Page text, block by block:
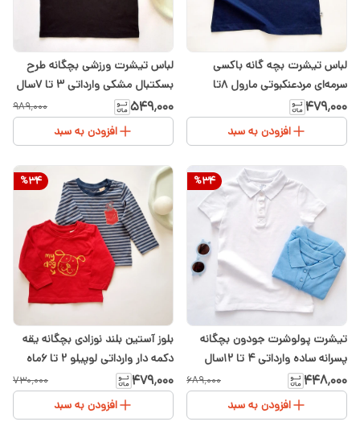
لباس تیشرت بچه گانه باکسی
سرمه‌ای مردعنکبوتی مارول ۸تا
۱۲سال
۴۷۹٬۰۰۰
افزودن به سبد
لباس تیشرت ورزشی بچگانه طرح
بسکتبال مشکی وارداتی ۳ تا ۷سال
۵۴۹٬۰۰۰ ۹۸۹٬۰۰۰
افزودن به سبد
%34
تیشرت پولوشرت جودون بچگانه
پسرانه ساده وارداتی ۴ تا ۱۲سال
۴۴۸٬۰۰۰ ۶۸۹٬۰۰۰
افزودن به سبد
%34
بلوز آستین بلند نوزادی بچگانه یقه
دکمه دار وارداتی لوپیلو ۲ تا ۶ماه
۴۷۹٬۰۰۰ ۷۳۰٬۰۰۰
افزودن به سبد